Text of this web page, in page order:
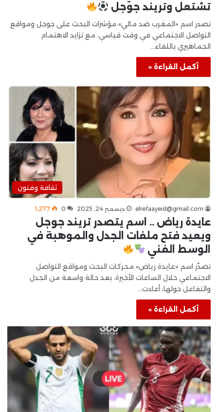
تشتعل وتريند جوجل
تصدر اسم «المغرب ضد مالي» مؤشرات البحث على جوجل ومواقع
التواصل الاجتماعي في وقت قياسي، مع تزايد الاهتمام
الجماهيري باللقاء…
أكمل القراءة »
ثقافة وفنون
elrefaayeid@gmail.com ديسمبر 24, 2025 0 1٬277
عايدة رياض .. اسم يتصدر تريند جوجل
ويعيد فتح ملفات الجدل والموهبة في
الوسط الفني
تصدّر اسم «عايدة رياض» محركات البحث ومواقع التواصل
الاجتماعي خلال الساعات الأخيرة، بعد حالة واسعة من الجدل
والتفاعل حولها، أعادت…
أكمل القراءة »